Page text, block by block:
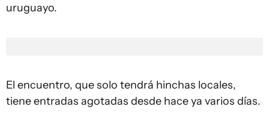
uruguayo.
El encuentro, que solo tendrá hinchas locales,
tiene entradas agotadas desde hace ya varios días.